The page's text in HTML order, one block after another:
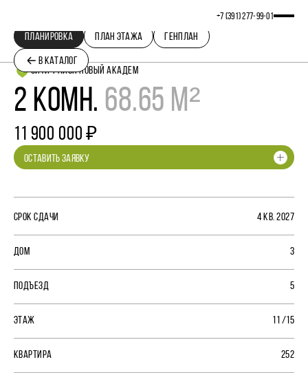
+7 (391) 277‒99‒01
В КАТАЛОГ
ПЛАНИРОВКА ПЛАН ЭТАЖА ГЕНПЛАН
СИТИ-РАЙОН НОВЫЙ АКАДЕМ
2 КОМН. 68.65 М²
11 900 000 ₽
ОСТАВИТЬ ЗАЯВКУ
СРОК СДАЧИ 4 КВ. 2027
ДОМ 3
ПОДЪЕЗД 5
ЭТАЖ 11 /15
КВАРТИРА 252